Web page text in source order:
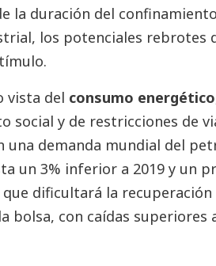
la duración del
los potenciales rebrotes
vista del consumo energético
social y de restricciones de
una demanda mundial del
un 3% inferior a 2019 y un
que dificultará la
bolsa, con caídas superiores